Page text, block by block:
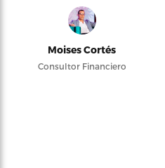
Moises Cortés
Consultor Financiero